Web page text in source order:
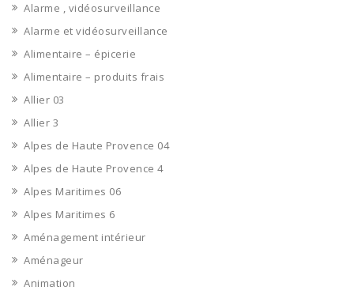
Alarme , vidéosurveillance
Alarme et vidéosurveillance
Alimentaire – épicerie
Alimentaire – produits frais
Allier 03
Allier 3
Alpes de Haute Provence 04
Alpes de Haute Provence 4
Alpes Maritimes 06
Alpes Maritimes 6
Aménagement intérieur
Aménageur
Animation